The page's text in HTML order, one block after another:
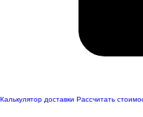
Калькулятор доставки Рассчитать